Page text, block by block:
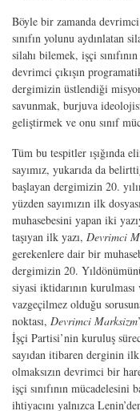
Böyle bir zamanda
sınıfın yolunu aydınlatan
silahı bilemek, işçi
devrimci çıkışın
dergimizin üstlendiği
savunmak, burjuva
geliştirmek ve onu sınıf
Tüm bu tespitler ışığında
sayımız, yukarıda da
başlayan dergimizin 20.
yüzden sayımızın ilk
muhasebesini yapan iki
taşıyan ilk yazı, Devrimci
gerekenlere dair bir
dergimizin 20.
siyasi iktidarının kurulması
vazgeçilmez olduğu
noktası, Devrimci Marksizm
İşçi Partisi’nin kuruluş
sayıdan itibaren derginin
olmaksızın devrimci bir
işçi sınıfının mücadelesini
ihtiyacını yalnızca